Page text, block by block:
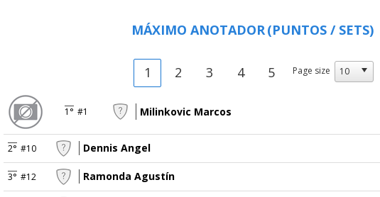
MÁXIMO ANOTADOR(PUNTOS / SETS)
1 2 3 4 5 Page size
1° #1 Milinkovic Marcos
2° #10 Dennis Angel
3° #12 Ramonda Agustín